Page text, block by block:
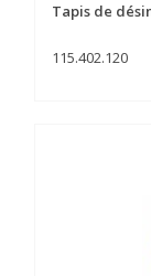
Tapis de
115.402.120